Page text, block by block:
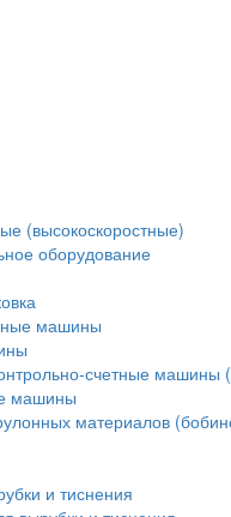
(высокоскоростные)
оборудование
машины
счетные машины
машины
материалов
и тиснения